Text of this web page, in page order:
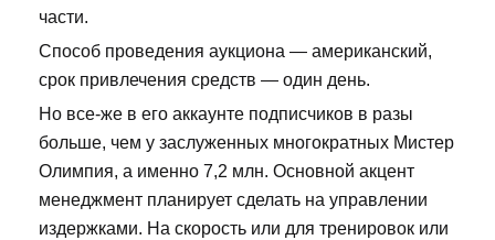
части.
Способ проведения аукциона — американский,
срок привлечения средств — один день.
Но все-же в его аккаунте подписчиков в разы
больше, чем у заслуженных многократных Мистер
Олимпия, а именно 7,2 млн. Основной акцент
менеджмент планирует сделать на управлении
издержками. На скорость или для тренировок или